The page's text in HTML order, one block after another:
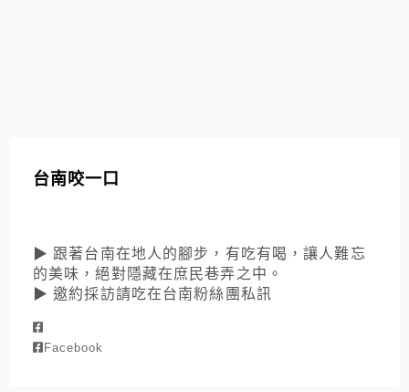
台南咬一口
▶ 跟著台南在地人的腳步，有吃有喝，讓人難忘
的美味，絕對隱藏在庶民巷弄之中。
▶ 邀約採訪請吃在台南粉絲團私訊
Facebook